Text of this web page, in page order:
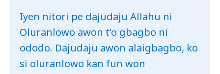
Iyen nitori pe dajudaju Allahu ni
Oluranlowo awon t’o gbagbo ni
ododo. Dajudaju awon alaigbagbo, ko
si oluranlowo kan fun won